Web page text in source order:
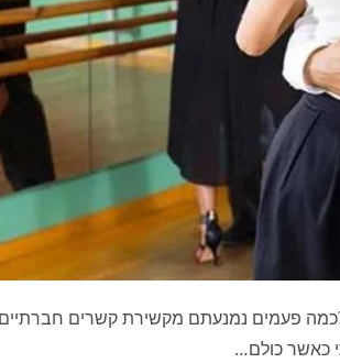
פעמים נמנעתם מקשירת קשרים
כאשר כולם…